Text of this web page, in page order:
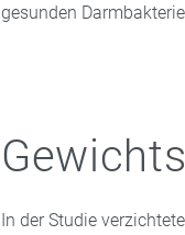
gesunden
In der Studie